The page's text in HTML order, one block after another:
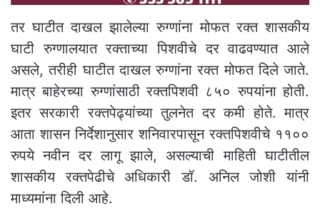
तर घाटीत दाखल झालेल्या रुग्णांना मोफत रक्त शासकीय
घाटी रुग्णालयात रक्ताच्या पिशवीचे दर वाढवण्यात आले
असले, तरीही घाटीत दाखल रुग्णांना रक्त मोफत दिले जाते.
मात्र बाहेरच्या रुग्णांसाठी रक्तपिशवी ८५० रुपयांना होती.
इतर सरकारी रक्तपेढ्यांच्या तुलनेत दर कमी होते. मात्र
आता शासन निर्देशानुसार शनिवारपासून रक्तपिशवीचे ११००
रुपये नवीन दर लागू झाले, असल्याची माहिती घाटीतील
शासकीय रक्तपेढीचे अधिकारी डॉ. अनिल जोशी यांनी
माध्यमांना दिली आहे.